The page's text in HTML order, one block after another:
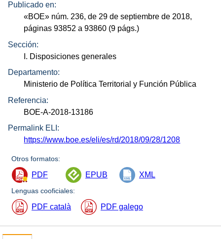
Publicado en:
«BOE» núm. 236, de 29 de septiembre de 2018,
páginas 93852 a 93860 (9 págs.)
Sección:
I. Disposiciones generales
Departamento:
Ministerio de Política Territorial y Función Pública
Referencia:
BOE-A-2018-13186
Permalink ELI:
https://www.boe.es/eli/es/rd/2018/09/28/1208
Otros formatos:
PDF EPUB XML
Lenguas cooficiales:
PDF català PDF galego